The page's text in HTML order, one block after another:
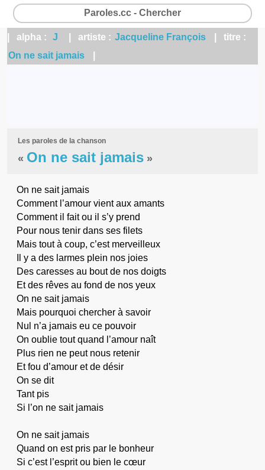
Paroles.cc - Chercher
| alpha : J | artiste : Jacqueline François
| titre :
On ne sait jamais
Les paroles de la chanson
« On ne sait jamais »
On ne sait jamais
Comment l’amour vient aux amants
Comment il fait ou il s’y prend
Pour nous tenir dans ses filets
Mais tout à coup, c’est merveilleux
Il y a des larmes plein nos joies
Des caresses au bout de nos doigts
Et des rêves au fond de nos yeux
On ne sait jamais
Mais pourquoi chercher à savoir
Nul n’a jamais eu ce pouvoir
On oublie tout quand l’amour naît
Plus rien ne peut nous retenir
Et fou d’amour et de désir
On se dit
Tant pis
Si l’on ne sait jamais
On ne sait jamais
Quand on est pris par le bonheur
Si c’est l’esprit ou bien le cœur